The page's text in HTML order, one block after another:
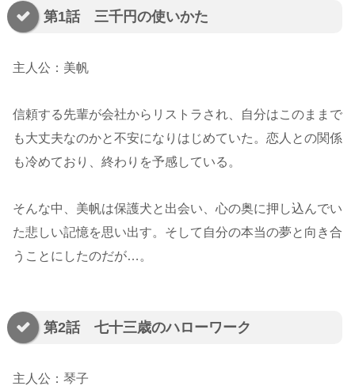
第1話 三千円の使いかた
主人公：美帆
信頼する先輩が会社からリストラされ、自分はこのままで
も大丈夫なのかと不安になりはじめていた。恋人との関係
も冷めており、終わりを予感している。
そんな中、美帆は保護犬と出会い、心の奥に押し込んでい
た悲しい記憶を思い出す。そして自分の本当の夢と向き合
うことにしたのだが…。
第2話 七十三歳のハローワーク
主人公：琴子